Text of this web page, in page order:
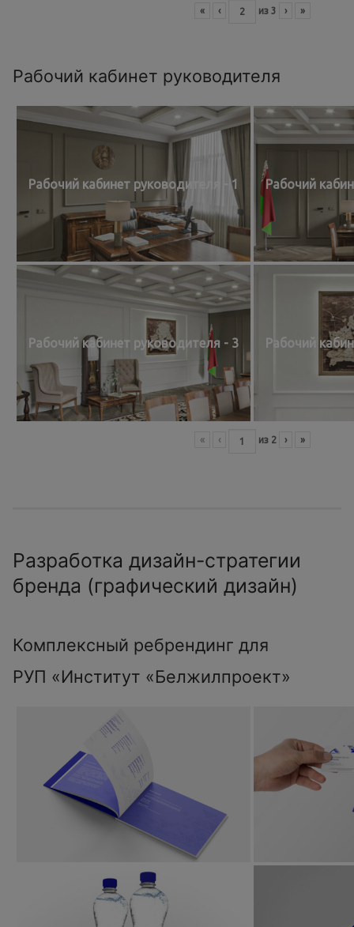
« ‹ из 3 › »
Рабочий кабинет руководителя
Рабочий кабинет руководителя - 1 Рабочий
Рабочий кабинет руководителя - 3 Рабочий
« ‹ из 2 › »
Разработка дизайн-стратегии
бренда (графический дизайн)
Комплексный ребрендинг для
РУП «Институт «Белжилпроект»